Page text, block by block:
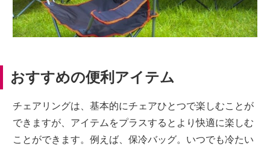
おすすめの便利アイテム
チェアリングは、基本的にチェアひとつで楽しむことが
できますが、アイテムをプラスするとより快適に楽しむ
ことができます。例えば、保冷バッグ。いつでも冷たい